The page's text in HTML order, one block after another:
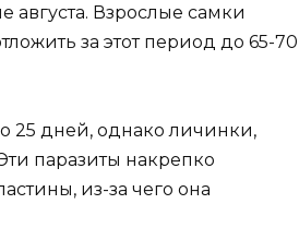
августа. Взрослые самки
за этот период до 65-70
25 дней, однако личинки,
паразиты накрепко
из-за чего она